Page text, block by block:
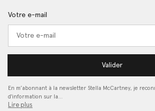
Votre e-mail
Valider
En m’abonnant à la newsletter Stella McCartney, je
d'information sur la…
Lire plus